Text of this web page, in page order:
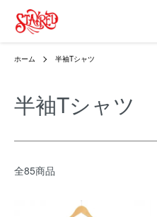
ホーム 半袖Tシャツ
半袖Tシャツ
全85商品